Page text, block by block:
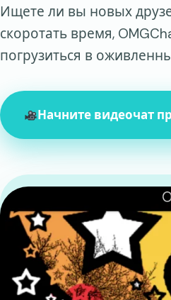
Ищете ли вы новых
скоротать время,
погрузиться в
Начните видеочат